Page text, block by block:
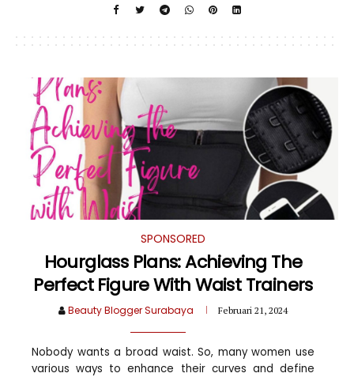
SPONSORED
Hourglass Plans: Achieving The
Perfect Figure With Waist Trainers
Beauty Blogger Surabaya Februari 21, 2024
Nobody wants a broad waist. So, many women use
various ways to enhance their curves and define